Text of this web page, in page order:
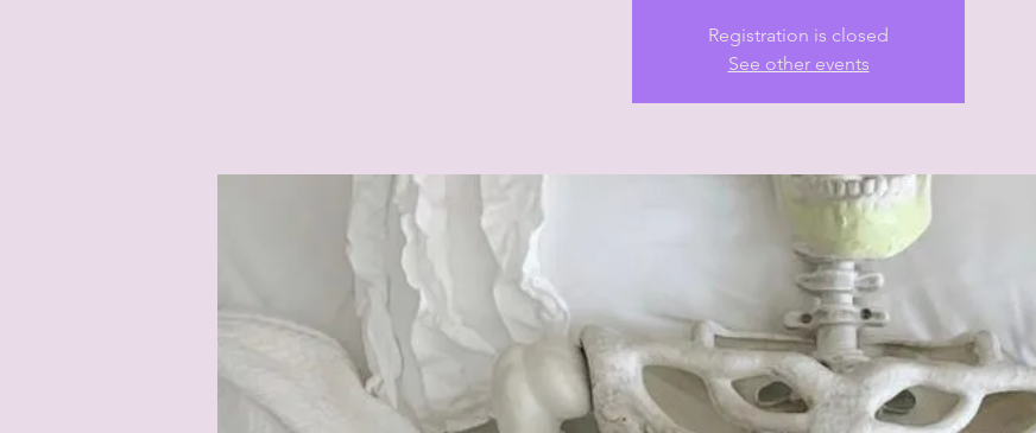
Registration is closed
See other events